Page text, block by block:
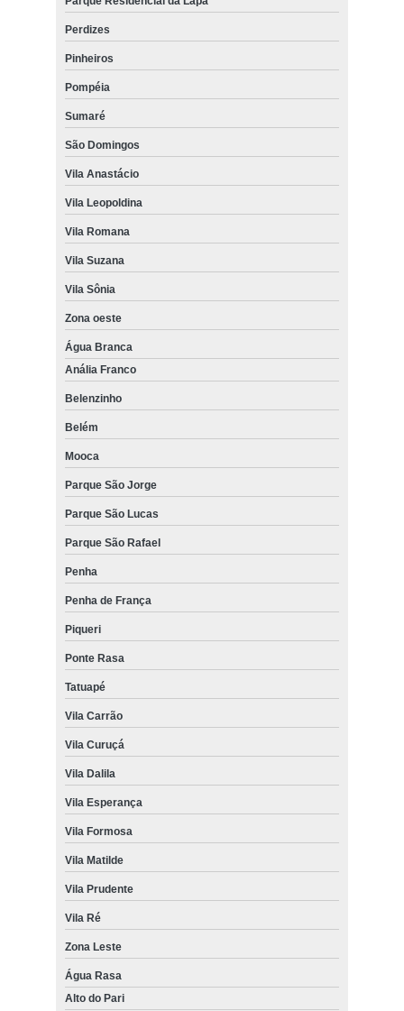
Perdizes
Pinheiros
Pompéia
Sumaré
São Domingos
Vila Anastácio
Vila Leopoldina
Vila Romana
Vila Suzana
Vila Sônia
Zona oeste
Água Branca
Anália Franco
Belenzinho
Belém
Mooca
Parque São Jorge
Parque São Lucas
Parque São Rafael
Penha
Penha de França
Piqueri
Ponte Rasa
Tatuapé
Vila Carrão
Vila Curuçá
Vila Dalila
Vila Esperança
Vila Formosa
Vila Matilde
Vila Prudente
Vila Ré
Zona Leste
Água Rasa
Alto do Pari